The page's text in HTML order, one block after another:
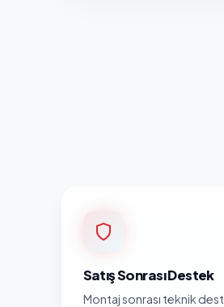
Satış Sonrası Destek
Montaj sonrası teknik